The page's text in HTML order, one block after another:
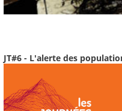
JT#6 - L'alerte des